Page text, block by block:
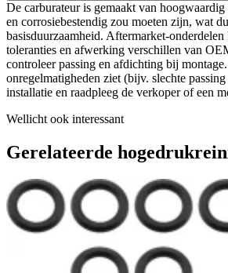
De carburateur is gemaakt van
en corrosiebestendig zou moeten zijn, wat
basisduurzaamheid. Aftermarket-
toleranties en afwerking verschillen van
controleer passing en afdichting bij
onregelmatigheden ziet (bijv. slechte
installatie en raadpleeg de verkoper of een
Wellicht ook interessant
Gerelateerde